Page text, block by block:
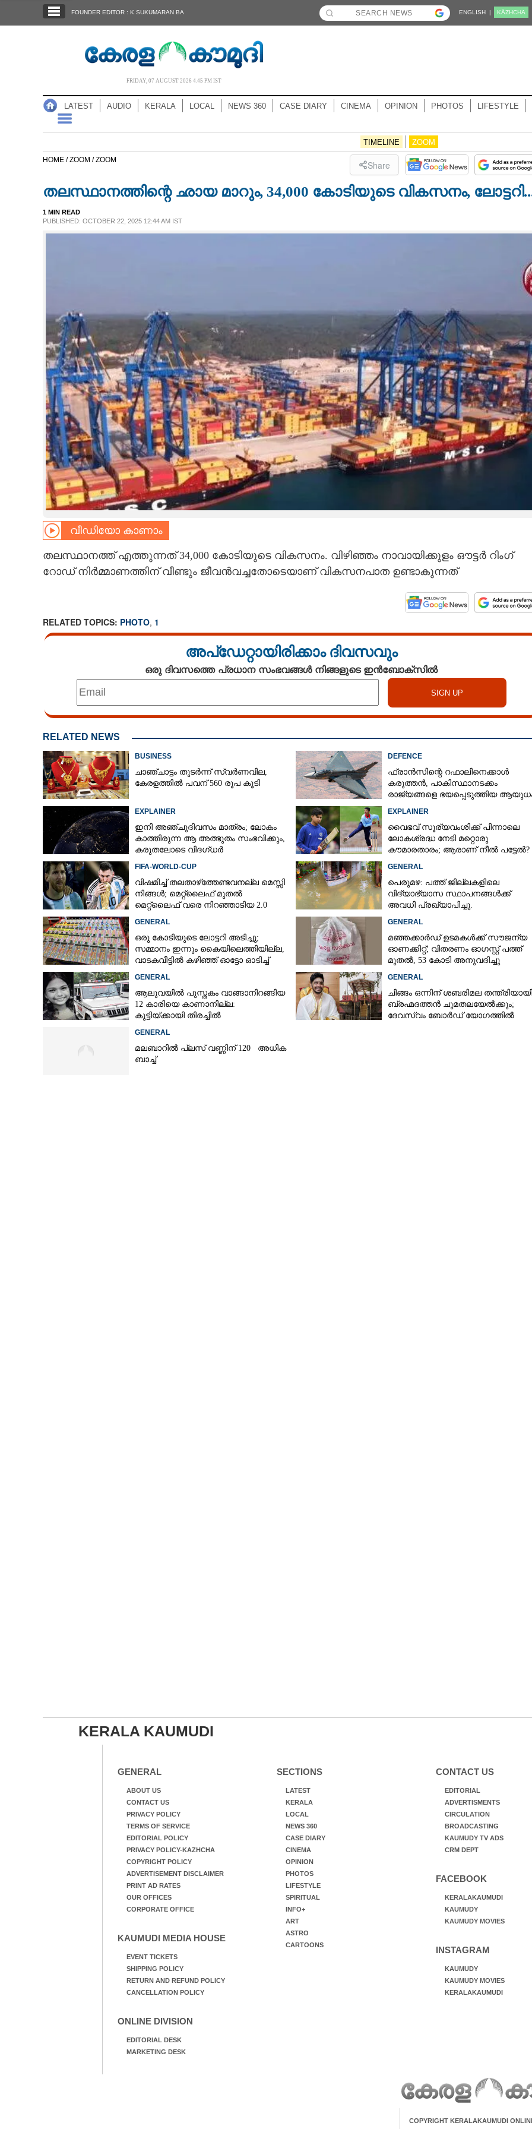
NOTIFIED NEWS
LIFESTYLE
SPIRITUAL
CARTOONS
FOUNDER EDITOR : K SUKUMARAN BA ENGLISH | KĀZHCHA
FRIDAY, 07 AUGUST 2026 4.45 PM IST
LATEST AUDIO KERALA LOCAL NEWS 360 CASE DIARY CINEMA OPINION PHOTOS LIFESTYLE
TIMELINE ZOOM
HOME /ZOOM /ZOOM Share
തലസ്ഥാനത്തിന്റെ ഛായ മാറും, 34,000 കോടിയുടെ വികസനം,
1 MIN READ
PUBLISHED: OCTOBER 22, 2025 12:44 AM IST
വീഡിയോ കാണാം
തലസ്ഥാനത്ത് എത്തുന്നത് 34,000 കോടിയുടെ വികസനം. വിഴിഞ്ഞം നാവായിക്കുളം ഔട്ടര്‍ റിംഗ്
റോഡ് നിർമ്മാണത്തിന് വീണ്ടും ജീവൻവച്ചതോടെയാണ് വികസനപാത ഉണ്ടാകുന്നത്
RELATED TOPICS: PHOTO, 1
അപ്ഡേറ്റായിരിക്കാം ദിവസവും
ഒരു ദിവസത്തെ പ്രധാന സംഭവങ്ങൾ നിങ്ങളുടെ ഇൻബോക്സിൽ
RELATED NEWS
BUSINESS
ചാഞ്ചാട്ടം തുടർന്ന് സ്വർണവില,
കേരളത്തിൽ പവന് 560 രൂപ കൂടി
DEFENCE
ഫ്രാൻസിന്റെ റഫാലിനെക്കാൾ
കരുത്തൻ,​ പാകിസ്ഥാനടക്കം
രാജ്യങ്ങളെ ഭയപ്പെടുത്തിയ
EXPLAINER
ഇനി അഞ്ചുദിവസം മാത്രം; ലോകം
കാത്തിരുന്ന ആ അത്ഭുതം സംഭവിക്കും,
കരുതലോടെ വിദഗ്ധർ
EXPLAINER
വൈഭവ് സൂര്യവംശിക്ക് പിന്നാലെ
ലോകശ്രദ്ധ നേടി മറ്റൊരു
കൗമാരതാരം; ആരാണ് നീൽ പട്ടേൽ?
FIFA-WORLD-CUP
വിഷമിച്ച് തലതാഴ്‌ത്തേണ്ടവനല്ല മെസ്സി
നിങ്ങള്‍; മെറ്റ്‌ലൈഫ് മുതല്‍
മെറ്റ്‌ലൈഫ് വരെ നിറഞ്ഞാടിയ 2.0
GENERAL
പെരുമഴ: പത്ത് ജില്ലകളിലെ
വിദ്യാഭ്യാസ സ്ഥാപനങ്ങൾക്ക്
അവധി പ്രഖ്യാപിച്ചു.
GENERAL
ഒരു കോടിയുടെ ലോട്ടറി അടിച്ചു;
സമ്മാനം ഇന്നും കൈയിലെത്തിയില്ല,
വാടകവീട്ടിൽ കഴിഞ്ഞ് ഓട്ടോ ഓടിച്ച്
GENERAL
മഞ്ഞക്കാർഡ് ഉടമകൾക്ക് സൗജന്യ
ഓണക്കിറ്റ്; വിതരണം ഓഗസ്റ്റ് പത്ത്
മുതൽ, 53 കോടി അനുവദിച്ചു
GENERAL
ആലുവയിൽ പുസ്തകം വാങ്ങാനിറങ്ങിയ
12 കാരിയെ കാണാനില്ല:
കുട്ടിയ്ക്കായി തിരച്ചിൽ
GENERAL
ചിങ്ങം ഒന്നിന് ശബരിമല തന്ത്രിയായി
ബ്രഹ്മദത്തൻ ചുമതലയേൽക്കും;
ദേവസ്വം ബോർഡ് യോഗത്തിൽ
GENERAL
മലബാറിൽ പ്ലസ് വണ്ണിന് 120 അധിക
ബാച്ച്
KERALA KAUMUDI
GENERAL
ABOUT US
CONTACT US
PRIVACY POLICY
TERMS OF SERVICE
EDITORIAL POLICY
PRIVACY POLICY-KAZHCHA
COPYRIGHT POLICY
ADVERTISEMENT DISCLAIMER
PRINT AD RATES
OUR OFFICES
CORPORATE OFFICE
KAUMUDI MEDIA HOUSE
EVENT TICKETS
SHIPPING POLICY
RETURN AND REFUND POLICY
CANCELLATION POLICY
ONLINE DIVISION
EDITORIAL DESK
MARKETING DESK
SECTIONS
LATEST
KERALA
LOCAL
NEWS 360
CASE DIARY
CINEMA
OPINION
PHOTOS
LIFESTYLE
SPIRITUAL
INFO+
ART
ASTRO
CARTOONS
CONTACT US
EDITORIAL
ADVERTISMENTS
CIRCULATION
BROADCASTING
KAUMUDY TV ADS
CRM DEPT
FACEBOOK
KERALAKAUMUDI
KAUMUDY
KAUMUDY MOVIES
INSTAGRAM
KAUMUDY
KAUMUDY MOVIES
KERALAKAUMUDI
COPYRIGHT KERALAKAUMUDI